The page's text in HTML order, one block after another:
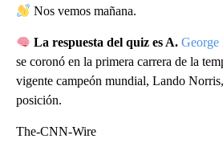
Nos vemos mañana.
La respuesta del quiz es A. George
se coronó en la primera carrera de la
vigente campeón mundial, Lando
posición.
The-CNN-Wire